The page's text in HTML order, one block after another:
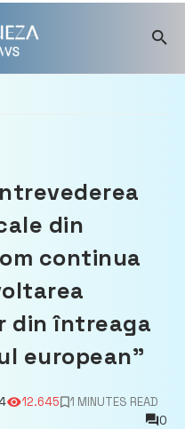
din
continua
din întreaga
european”
12.645
1 MINUTES READ
0